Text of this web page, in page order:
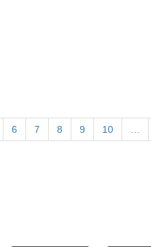
6 7 8 9 10 …